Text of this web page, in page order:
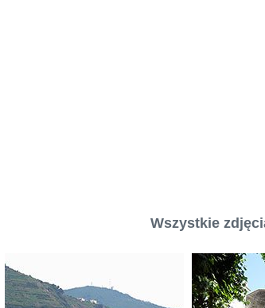
Wszystkie